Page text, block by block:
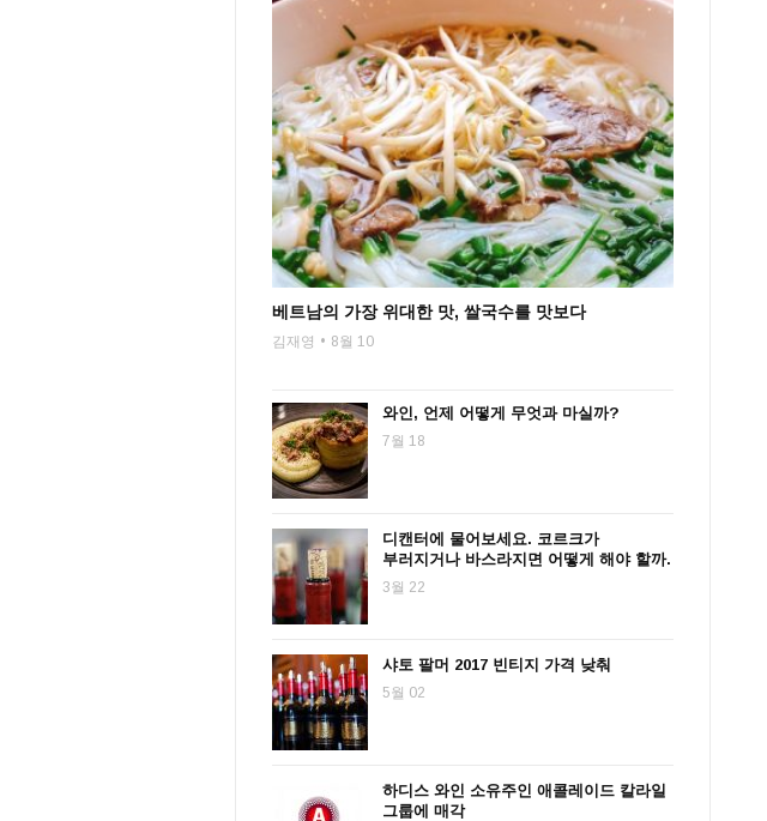
베트남의 가장 위대한 맛, 쌀국수를 맛보다
김재영 8월 10
와인, 언제 어떻게 무엇과 마실까?
7월 18
디캔터에 물어보세요. 코르크가
부러지거나 바스라지면 어떻게 해야 할까.
3월 22
샤토 팔머 2017 빈티지 가격 낮춰
5월 02
하디스 와인 소유주인 애콜레이드 칼라일
그룹에 매각